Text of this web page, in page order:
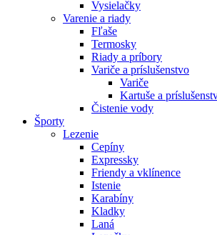
Vysielačky
Varenie a riady
Fľaše
Termosky
Riady a príbory
Variče a príslušenstvo
Variče
Kartuše a
Čistenie vody
Športy
Lezenie
Cepíny
Expressky
Friendy a vklínence
Istenie
Karabíny
Kladky
Laná